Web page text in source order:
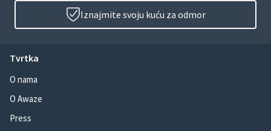
Iznajmite svoju kuću za odmor
Tvrtka
O nama
O Awaze
Press